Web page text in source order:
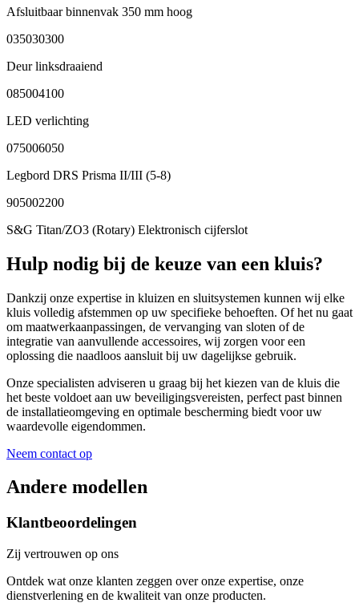
Afsluitbaar binnenvak 350 mm hoog
035030300
Deur linksdraaiend
085004100
LED verlichting
075006050
Legbord DRS Prisma II/III (5-8)
905002200
S&G Titan/ZO3 (Rotary) Elektronisch cijferslot
Hulp nodig bij de keuze van een kluis?
Dankzij onze expertise in kluizen en sluitsystemen kunnen wij elke
kluis volledig afstemmen op uw specifieke behoeften. Of het nu gaat
om maatwerkaanpassingen, de vervanging van sloten of de
integratie van aanvullende accessoires, wij zorgen voor een
oplossing die naadloos aansluit bij uw dagelijkse gebruik.
Onze specialisten adviseren u graag bij het kiezen van de kluis die
het beste voldoet aan uw beveiligingsvereisten, perfect past binnen
de installatieomgeving en optimale bescherming biedt voor uw
waardevolle eigendommen.
Neem contact op
Andere modellen
Klantbeoordelingen
Zij vertrouwen op ons
Ontdek wat onze klanten zeggen over onze expertise, onze
dienstverlening en de kwaliteit van onze producten.